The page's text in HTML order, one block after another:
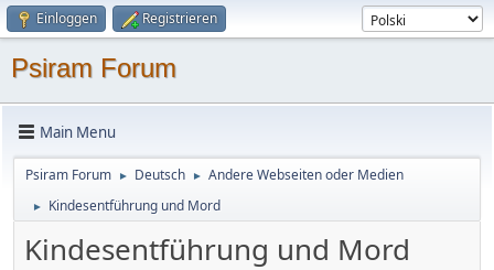
Einloggen Registrieren
Psiram Forum
Main Menu
Psiram Forum ► Deutsch ► Andere Webseiten oder Medien
► Kindesentführung und Mord
Kindesentführung und Mord